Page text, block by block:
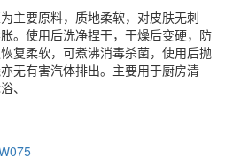
主要原料，质地柔软，对皮肤无刺
。使用后洗净捏干，干燥后变硬，防
复柔软，可煮沸消毒杀菌，使用后抛
无有害汽体排出。主要用于厨房清
、